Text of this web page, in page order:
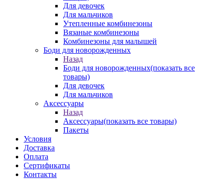
Для девочек
Для мальчиков
Утепленные комбинезоны
Вязаные комбинезоны
Комбинезоны для малышей
Боди для новорожденных
Назад
Боди для новорожденных(показать все
товары)
Для девочек
Для мальчиков
Аксессуары
Назад
Аксессуары(показать все товары)
Пакеты
Условия
Доставка
Оплата
Сертификаты
Контакты